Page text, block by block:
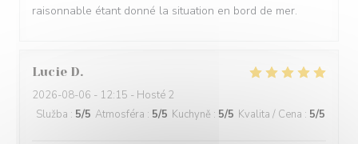
raisonnable étant donné la situation en bord de mer.
Lucie D
2026-08-06 - 12:15 - Hosté 2
Služba : 5/5 Atmosféra : 5/5 Kuchyně : 5/5 Kvalita / Cena : 5/5